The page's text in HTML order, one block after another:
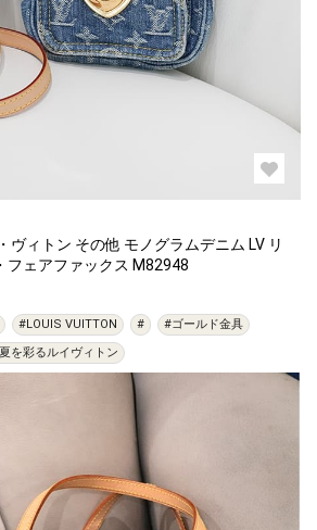
フェアファックス M82948
#LOUIS VUITTON #
#ゴールド金具
を彩るルイヴィトン